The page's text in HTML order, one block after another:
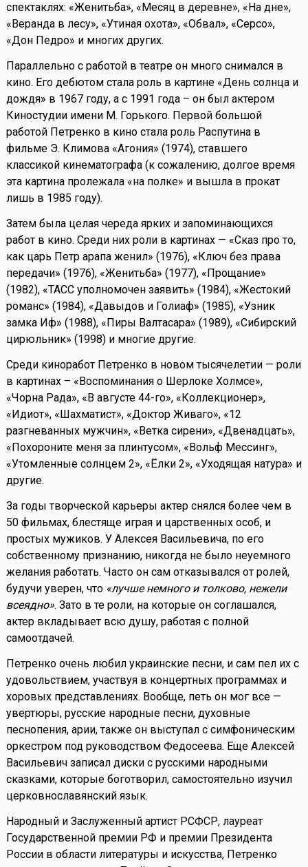
спектаклях: «Женитьба», «Месяц в деревне», «На дне»,
«Веранда в лесу», «Утиная охота», «Обвал», «Серсо»,
«Дон Педро» и многих других.
Параллельно с работой в театре он много снимался в
кино. Его дебютом стала роль в картине «День солнца и
дождя» в 1967 году, а с 1991 года – он был актером
Киностудии имени М. Горького. Первой большой
работой Петренко в кино стала роль Распутина в
фильме Э. Климова «Агония» (1974), ставшего
классикой кинематографа (к сожалению, долгое время
эта картина пролежала «на полке» и вышла в прокат
лишь в 1985 году).
Затем была целая череда ярких и запоминающихся
работ в кино. Среди них роли в картинах — «Сказ про то,
как царь Петр арапа женил» (1976), «Ключ без права
передачи» (1976), «Женитьба» (1977), «Прощание»
(1982), «ТАСС уполномочен заявить» (1984), «Жестокий
романс» (1984), «Давыдов и Голиаф» (1985), «Узник
замка Иф» (1988), «Пиры Валтасара» (1989), «Сибирский
цирюльник» (1998) и многие другие.
Среди киноработ Петренко в новом тысячелетии — роли
в картинах – «Воспоминания о Шерлоке Холмсе»,
«Чорна Рада», «В августе 44-го», «Коллекционер»,
«Идиот», «Шахматист», «Доктор Живаго», «12
разгневанных мужчин», «Ветка сирени», «Двенадцать»,
«Похороните меня за плинтусом», «Вольф Мессинг»,
«Утомленные солнцем 2», «Ёлки 2», «Уходящая натура» и
другие.
За годы творческой карьеры актер снялся более чем в
50 фильмах, блестяще играя и царственных особ, и
простых мужиков. У Алексея Васильевича, по его
собственному признанию, никогда не было неуемного
желания работать. Часто он сам отказывался от ролей,
будучи уверен, что «лучше немного и толково, нежели
всеядно». Зато в те роли, на которые он соглашался,
актер вкладывает всю душу, работая с полной
самоотдачей.
Петренко очень любил украинские песни, и сам пел их с
удовольствием, участвуя в концертных программах и
хоровых представлениях. Вообще, петь он мог все —
увертюры, русские народные песни, духовные
песнопения, арии, также он выступал с симфоническим
оркестром под руководством Федосеева. Еще Алексей
Васильевич записал диски с русскими народными
сказками, которые боготворил, самостоятельно изучил
церковнославянский язык.
Народный и Заслуженный артист РСФСР, лауреат
Государственной премии РФ и премии Президента
России в области литературы и искусства, Петренко